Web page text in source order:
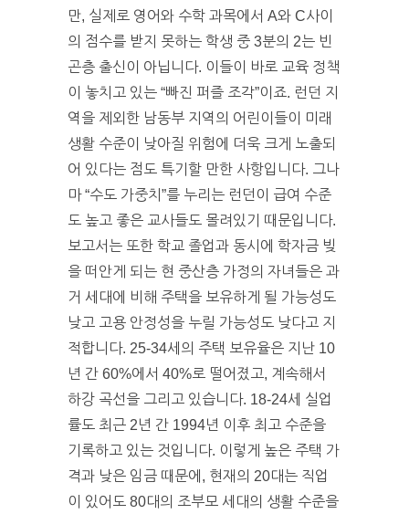
만, 실제로 영어와 수학 과목에서 A와 C사이
의 점수를 받지 못하는 학생 중 3분의 2는 빈
곤층 출신이 아닙니다. 이들이 바로 교육 정책
이 놓치고 있는 “빠진 퍼즐 조각”이죠. 런던 지
역을 제외한 남동부 지역의 어린이들이 미래
생활 수준이 낮아질 위험에 더욱 크게 노출되
어 있다는 점도 특기할 만한 사항입니다. 그나
마 “수도 가중치”를 누리는 런던이 급여 수준
도 높고 좋은 교사들도 몰려있기 때문입니다.
보고서는 또한 학교 졸업과 동시에 학자금 빚
을 떠안게 되는 현 중산층 가정의 자녀들은 과
거 세대에 비해 주택을 보유하게 될 가능성도
낮고 고용 안정성을 누릴 가능성도 낮다고 지
적합니다. 25-34세의 주택 보유율은 지난 10
년 간 60%에서 40%로 떨어졌고, 계속해서
하강 곡선을 그리고 있습니다. 18-24세 실업
률도 최근 2년 간 1994년 이후 최고 수준을
기록하고 있는 것입니다. 이렇게 높은 주택 가
격과 낮은 임금 때문에, 현재의 20대는 직업
이 있어도 80대의 조부모 세대의 생활 수준을